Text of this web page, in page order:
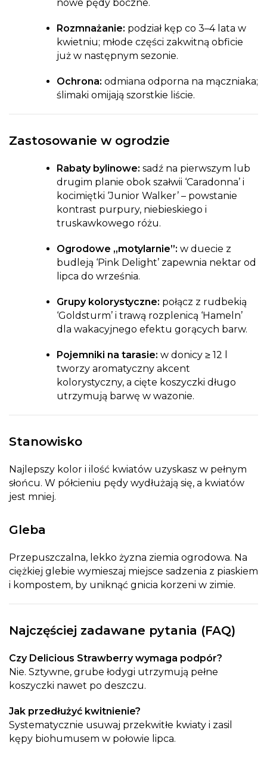
nowe pędy boczne.
Rozmnażanie: podział kęp co 3–4 lata w
kwietniu; młode części zakwitną obficie
już w następnym sezonie.
Ochrona: odmiana odporna na mączniaka;
ślimaki omijają szorstkie liście.
Zastosowanie w ogrodzie
Rabaty bylinowe: sadź na pierwszym lub
drugim planie obok szałwii ‘Caradonna’ i
kocimiętki ‘Junior Walker’ – powstanie
kontrast purpury, niebieskiego i
truskawkowego różu.
Ogrodowe „motylarnie”: w duecie z
budleją ‘Pink Delight’ zapewnia nektar od
lipca do września.
Grupy kolorystyczne: połącz z rudbekią
‘Goldsturm’ i trawą rozplenicą ‘Hameln’
dla wakacyjnego efektu gorących barw.
Pojemniki na tarasie: w donicy ≥ 12 l
tworzy aromatyczny akcent
kolorystyczny, a cięte koszyczki długo
utrzymują barwę w wazonie.
Stanowisko
Najlepszy kolor i ilość kwiatów uzyskasz w pełnym
słońcu. W półcieniu pędy wydłużają się, a kwiatów
jest mniej.
Gleba
Przepuszczalna, lekko żyzna ziemia ogrodowa. Na
ciężkiej glebie wymieszaj miejsce sadzenia z piaskiem
i kompostem, by uniknąć gnicia korzeni w zimie.
Najczęściej zadawane pytania (FAQ)
Czy Delicious Strawberry wymaga podpór?
Nie. Sztywne, grube łodygi utrzymują pełne
koszyczki nawet po deszczu.
Jak przedłużyć kwitnienie?
Systematycznie usuwaj przekwitłe kwiaty i zasil
kępy biohumusem w połowie lipca.